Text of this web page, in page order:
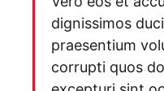
dignissimos
praesentium
corrupti quos